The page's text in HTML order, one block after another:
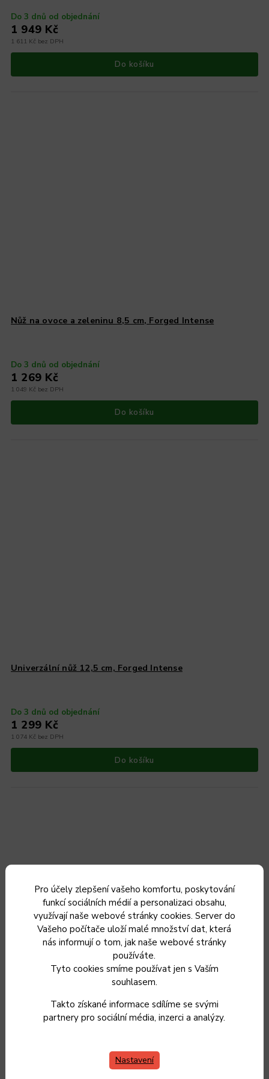
Pro účely zlepšení vašeho komfortu, poskytování
funkcí sociálních médií a personalizaci obsahu,
využívají naše webové stránky cookies. Server do
Vašeho počítače uloží malé množství dat, která
nás informují o tom, jak naše webové stránky
používáte.
Tyto cookies smíme používat jen s Vaším
souhlasem.
Takto získané informace sdílíme se svými
partnery pro sociální média, inzerci a analýzy.
Nastavení
Do 3 dnů od objednání
1 611 Kč bez DPH
1 949 Kč
Do košíku
Nůž na ovoce a zeleninu 8,5 cm, Forged Intense
Do 3 dnů od objednání
1 049 Kč bez DPH
1 269 Kč
Do košíku
Univerzální nůž 12,5 cm, Forged Intense
Do 3 dnů od objednání
1 074 Kč bez DPH
1 299 Kč
Do košíku
Nůž na chléb 20,5 cm, Forged Intense